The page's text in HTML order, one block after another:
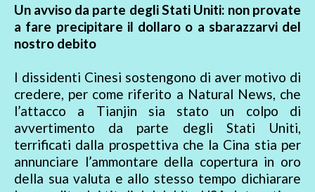
Un avviso da parte degli Stati Uniti: non provate
a fare precipitare il dollaro o a sbarazzarvi del
nostro debito
I dissidenti Cinesi sostengono di aver motivo di
credere, per come riferito a Natural News, che
l’attacco a Tianjin sia stato un colpo di
avvertimento da parte degli Stati Uniti,
terrificati dalla prospettiva che la Cina stia per
annunciare l’ammontare della copertura in oro
della sua valuta e allo stesso tempo dichiarare